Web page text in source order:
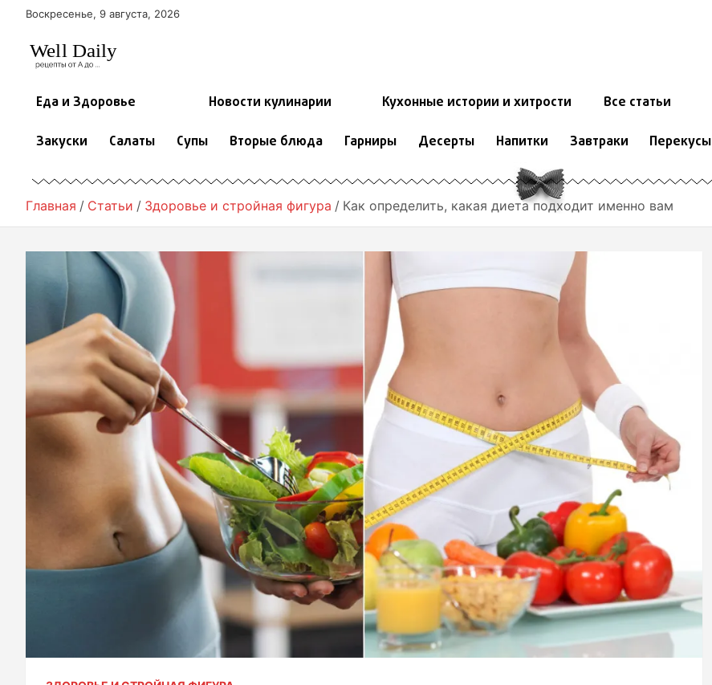
Воскресенье, 9 августа, 2026
Еда и Здоровье Новости кулинарии Кухонные истории и хитрости Все статьи
Закуски Салаты Супы Вторые блюда Гарниры Десерты Напитки Завтраки Перекусы
Главная Статьи Здоровье и стройная фигура Как определить, какая диета подходит именно вам